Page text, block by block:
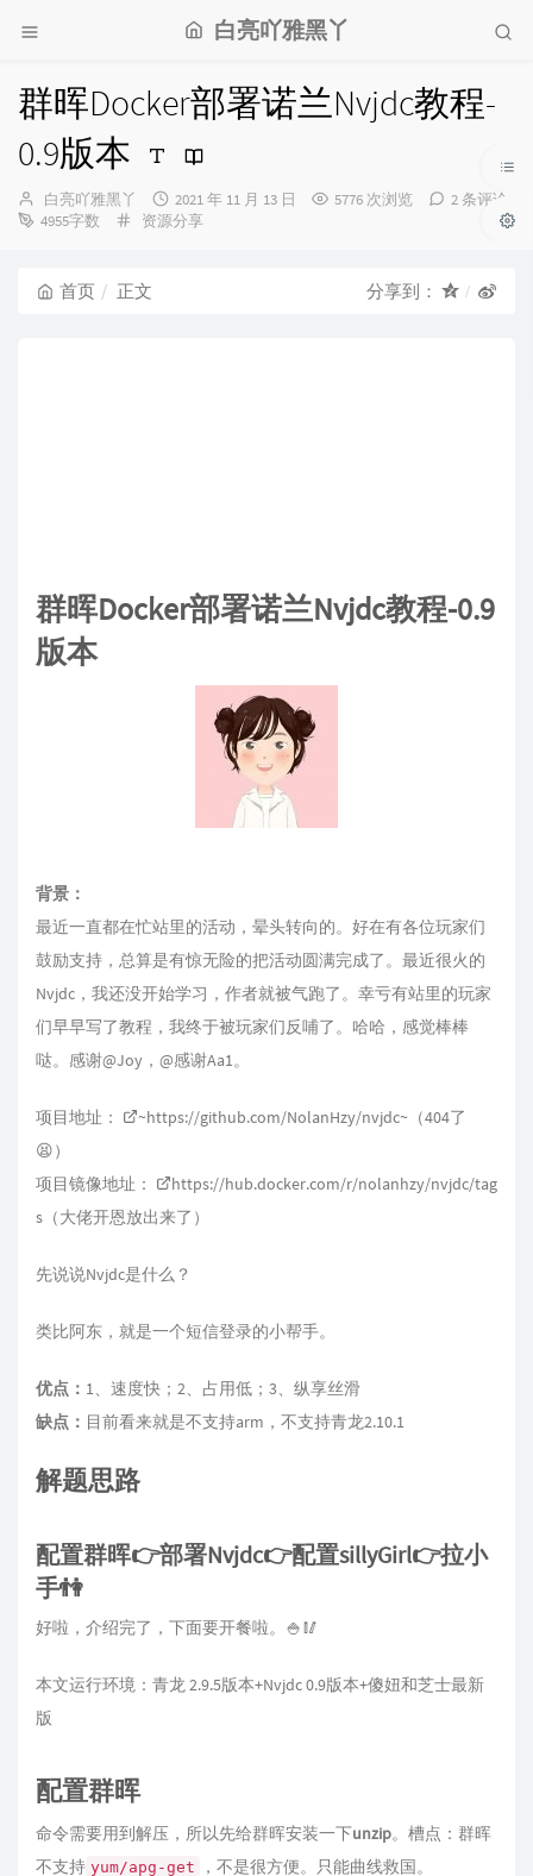
白亮吖雅黑丫
群晖Docker部署诺兰Nvjdc教程-
0.9版本
博
主：
白亮吖雅黑丫
发
布
2021 年 11 月 13 日 5776 次浏览
2 条评论
4955字数
分
资源分享
首页 正文 分享到：
群晖Docker部署诺兰Nvjdc教程-0.9
版本
背景：
最近一直都在忙站里的活动，晕头转向的。好在有各位玩家们
鼓励支持，总算是有惊无险的把活动圆满完成了。最近很火的
Nvjdc，我还没开始学习，作者就被气跑了。幸亏有站里的玩家
们早早写了教程，我终于被玩家们反哺了。哈哈，感觉棒棒
哒。感谢@Joy，@感谢Aa1。
项目地址： ~https://github.com/NolanHzy/nvjdc~ （404了
😫）
项目镜像地址：
https://hub.docker.com/r/nolanhzy/nvjdc/tag
s （大佬开恩放出来了）
先说说Nvjdc是什么？
类比阿东，就是一个短信登录的小帮手。
优点： 1、速度快；2、占用低；3、纵享丝滑
缺点： 目前看来就是不支持arm，不支持青龙2.10.1
解题思路
配置群晖👉部署Nvjdc👉配置sillyGirl👉拉小
手👫
好啦，介绍完了，下面要开餐啦。🍚🥢
本文运行环境：青龙 2.9.5版本+Nvjdc 0.9版本+傻妞和芝士最新
版
配置群晖
命令需要用到解压，所以先给群晖安装一下unzip。槽点：群晖
不支持 yum/apg-get ，不是很方便。只能曲线救国。